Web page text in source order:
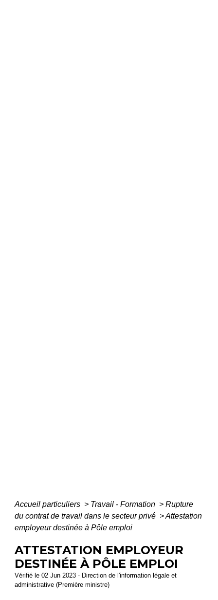
Accueil particuliers > Travail - Formation > Rupture
du contrat de travail dans le secteur privé >Attestation
employeur destinée à Pôle emploi
ATTESTATION EMPLOYEUR
DESTINÉE À PÔLE EMPLOI
Vérifié le 02 Jun 2023 - Direction de l'information légale et
administrative (Première ministre)